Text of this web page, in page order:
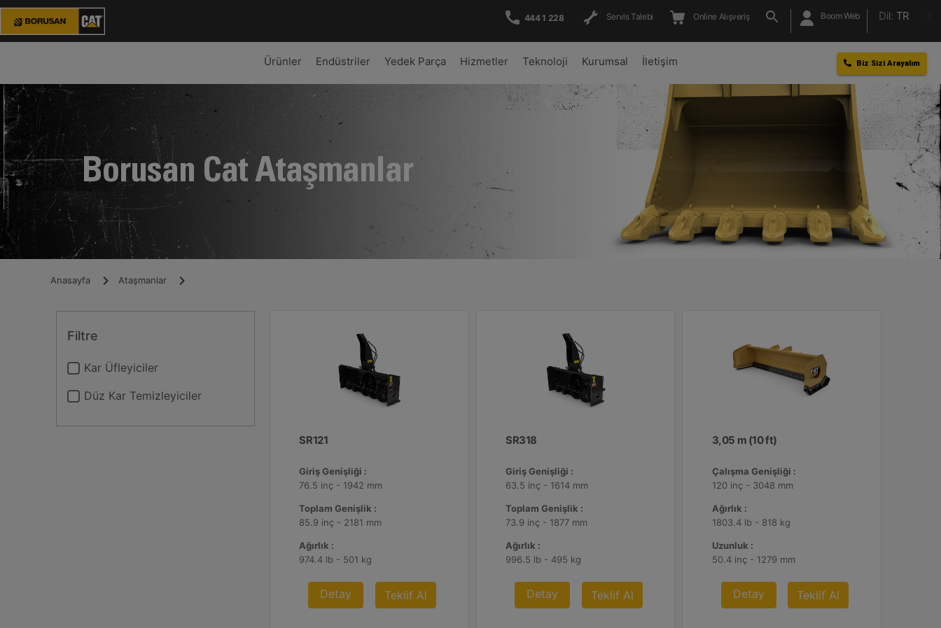
444 1 228 Servis Talebi Online Alışveriş Boom Web Dil: TR
Ürünler Endüstriler Yedek Parça Hizmetler Teknoloji Kurumsal İletişim Biz Sizi Arayalım
Borusan Cat Ataşmanlar
Anasayfa Ataşmanlar
Filtre
Kar Üfleyiciler
Düz Kar Temizleyiciler
SR121
Giriş Genişliği :
76.5 inç - 1942 mm
Toplam Genişlik :
85.9 inç - 2181 mm
Ağırlık :
974.4 lb - 501 kg
Detay Teklif Al
SR318
Giriş Genişliği :
63.5 inç - 1614 mm
Toplam Genişlik :
73.9 inç - 1877 mm
Ağırlık :
996.5 lb - 495 kg
Detay Teklif Al
3,05 m (10 ft)
Çalışma Genişliği :
120 inç - 3048 mm
Ağırlık :
1803.4 lb - 818 kg
Uzunluk :
50.4 inç - 1279 mm
Detay Teklif Al